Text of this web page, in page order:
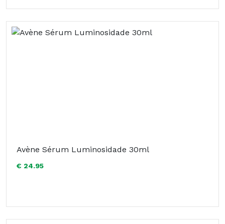
Avène Sérum Luminosidade 30ml
€ 24.95